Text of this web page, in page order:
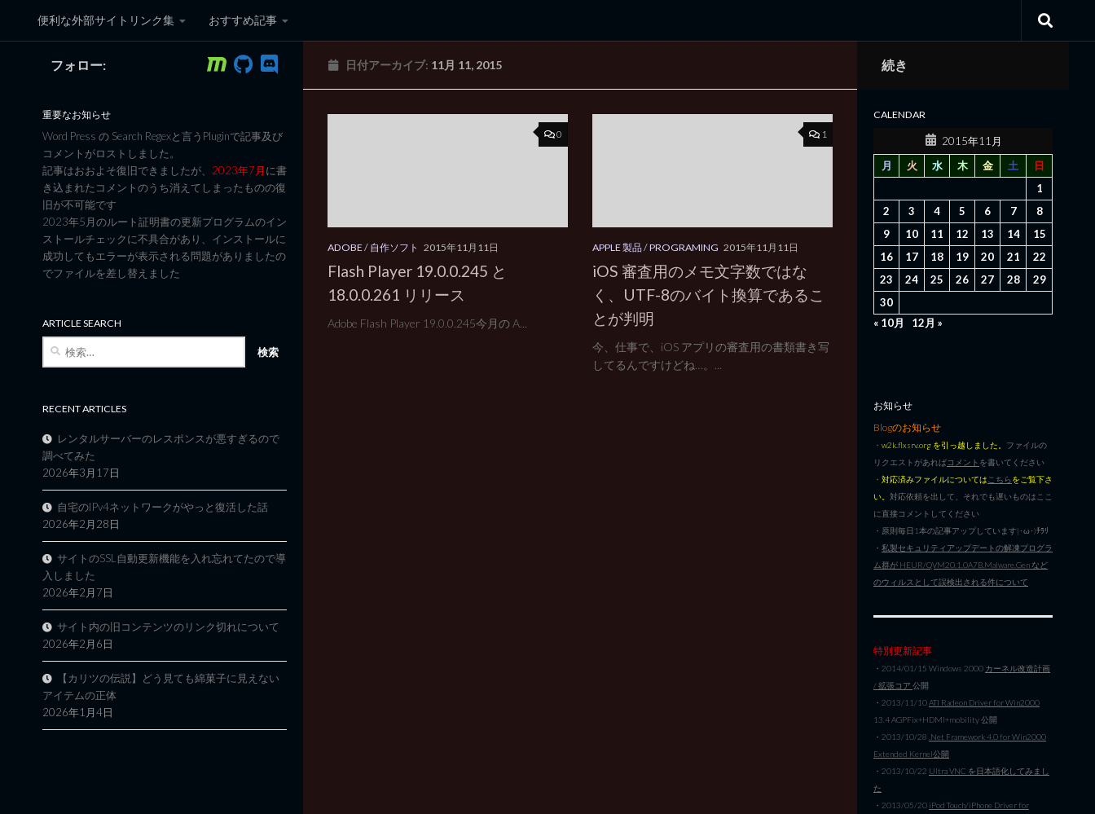
コンテンツへスキップ
便利な外部サイトリンク集 おすすめ記事
黒翼猫のコンピュータ日記 3rd Edition
日付アーカイブ: 11月 11, 2015
0
ADOBE/ 自作ソフト 2015年11月11日
Flash Player 19.0.0.245 と
18.0.0.261 リリース
Adobe Flash Player 19.0.0.245今月の A...
1
APPLE 製品/PROGRAMING 2015年11月11日
iOS 審査用のメモ文字数ではな
く、UTF-8のバイト換算であるこ
とが判明
今、仕事で、iOS アプリの審査用の書類書き写
してるんですけどね…。...
フォロー:
重要なお知らせ
Word Press の Search Regexと言うPluginで記事及び
コメントがロストしました。
記事はおおよそ復旧できましたが、 2023年7月に書
き込まれたコメントのうち消えてしまったものの復
旧が不可能です
2023年5月のルート証明書の更新プログラムのイン
ストールチェックに不具合があり、インストールに
成功してもエラーが表示される問題がありましたの
でファイルを差し替えました
ARTICLE SEARCH
RECENT ARTICLES
レンタルサーバーのレスポンスが悪すぎるので
調べてみた
2026年3月17日
自宅のIPv4ネットワークがやっと復活した話
2026年2月28日
サイトのSSL自動更新機能を入れ忘れてたので導
入しました
2026年2月7日
サイト内の旧コンテンツのリンク切れについて
2026年2月6日
【カリツの伝説】どう見ても綿菓子に見えない
アイテムの正体
2026年1月4日
続き
CALENDAR
2015年11月
月
火 水 木 金 土
日
1
2
3 4 5 6 7
8
9
10 11 12 13 14
15
16
17 18 19 20 21
22
23
24 25 26 27 28
29
30
« 10月
12月 »
お知らせ
Blogのお知らせ
・ w2k.flxsrv.org を引っ越しました。 ファイルの
リクエストがあればコメント を書いてください
・ 対応済みファイルについては こちらをご覧下さ
い。 対応依頼を出して、それでも遅いものはここ
に直接コメントしてください
・原則毎日1本の記事アップしています|･ω･)ﾁﾗﾘ
・ 私製セキュリティアップデートの解凍プログラ
ム群が HEUR/QVM20.1.0A7B.Malware.Gen など
のウィルスとして誤検出される件について
特別更新記事
・2014/01/15 Windows 2000 カーネル改造計画
/ 拡張コア 公開
・2013/11/10ATI Radeon Driver for Win2000
13.4 AGPFix+HDMI+mobility 公開
・2013/10/28 .Net Framework 4.0 for Win2000
Extended Kernel公開
・2013/10/22 Ultra VNC を日本語化してみまし
た
・2013/05/20 iPod Touch/iPhone Driver for